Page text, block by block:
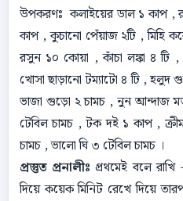
উপকরণঃ কলাইয়ের ডাল ১ কাপ ,
কাপ , কুচানো পেঁয়াজ ২টি , মিহি
রসুন ১০ কোয়া , কাঁচা লঙ্কা ৪
খোসা ছাড়ানো টম্যাটো ৪ টি , হলুদ
ভাজা গুড়ো ২ চামচ , নুন আন্দাজ
টেবিল চামচ , টক দই ১ কাপ ,
চামচ , ভালো ঘি ৩ টেবিল চামচ ।
প্রস্তুত প্রনালীঃ প্রথমেই বলে
দিয়ে কয়েক মিনিট রেখে দিয়ে